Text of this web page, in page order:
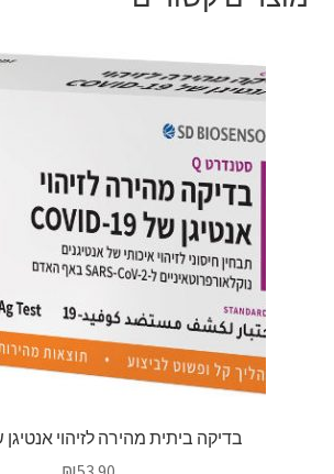
בדיקה ביתית מהירה לזיהוי אנטיגן